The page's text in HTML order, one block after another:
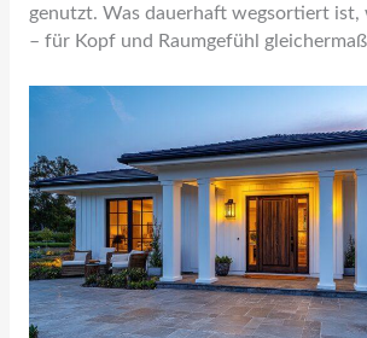
genutzt. Was dauerhaft wegsortiert ist,
– für Kopf und Raumgefühl